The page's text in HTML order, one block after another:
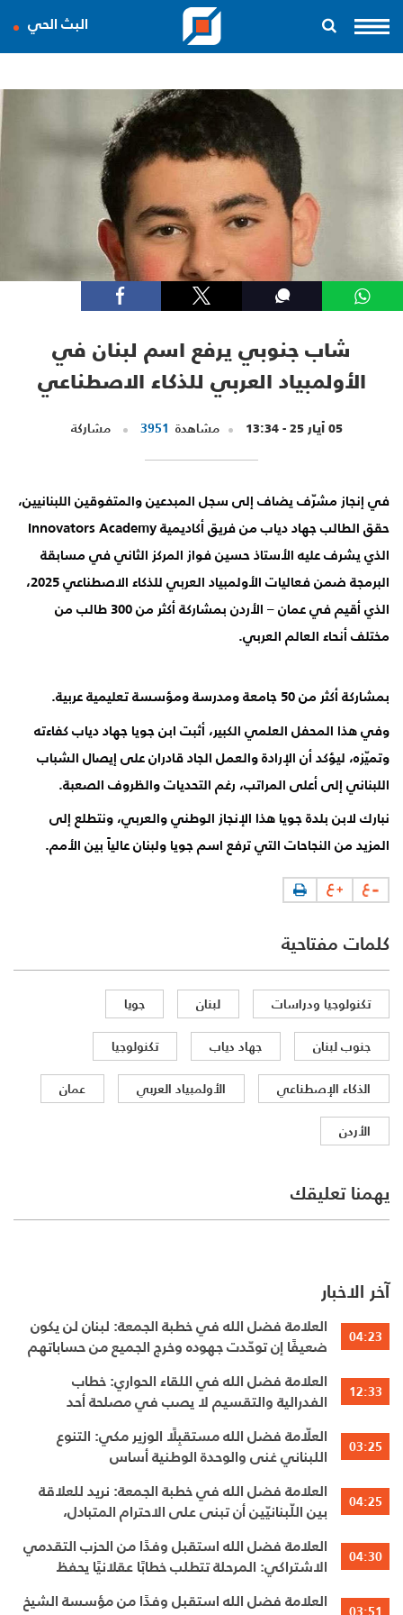
البث الحي
شاب جنوبي يرفع اسم لبنان في
الأولمبياد العربي للذكاء الاصطناعي
05 أيار 25 - 13:34 مشاهدة 3951 مشاركة
في إنجاز مشرّف يضاف إلى سجل المبدعين والمتفوقين اللبنانيين،
حقق الطالب جهاد دياب من فريق أكاديمية Innovators Academy
الذي يشرف عليه الأستاذ حسين فواز المركز الثاني في مسابقة
البرمجة ضمن فعاليات الأولمبياد العربي للذكاء الاصطناعي 2025،
الذي أقيم في عمان – الأردن بمشاركة أكثر من 300 طالب من
مختلف أنحاء العالم العربي.
بمشاركة أكثر من 50 جامعة ومدرسة ومؤسسة تعليمية عربية.
وفيهذا المحفل العلمي الكبير، أثبت ابن جويا جهاد دياب كفاءته
وتميّزه، ليؤكد أن الإرادة والعمل الجاد قادران على إيصال الشباب
اللبناني إلى أعلى المراتب، رغم التحديات والظروف الصعبة.
نبارك لابن بلدة جويا هذا الإنجاز الوطني والعربي، ونتطلع إلى
المزيد من النجاحات التي ترفع اسم جويا ولبنان عالياً بين الأمم.
كلمات مفتاحية
تكنولوجيا ودراسات لبنان
جويا
جنوب لبنان
جهاد دياب
تكنولوجيا
الذكاء الإصطناعي
الأولمبياد العربي
عمان
الأردن
يهمنا تعليقك
آخر الاخبار
04:23
العلامة فضل الله في خطبة الجمعة: لبنان لن يكون
ضعيفًا إن توحّدت جهوده وخرج الجميع من حساباتهم
12:33
العلامة فضل الله في اللقاء الحواري: خطاب
الفدرالية والتقسيم لا يصب في مصلحة أحد
03:25
العلّامة فضل الله مستقبِلًا الوزير مكي: التنوع
اللبناني غنى والوحدة الوطنية أساس
04:25
العلامة فضل الله في خطبة الجمعة: نريد للعلاقة
بين اللّبنانيّين أن تبنى على الاحترام المتبادل،
04:30
العلامة فضل الله استقبل وفدًا من الحزب التقدمي
الاشتراكي: المرحلة تتطلب خطابًا عقلانيًا يحفظ
العلامة فضل الله استقبل وفدًا من مؤسسة الشيخ